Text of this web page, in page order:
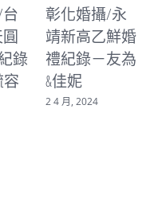
婚
為
台中婚攝/台
中林酒店/林
皇宮婚禮紀錄
－書廷&晨心
16 3 月, 2024